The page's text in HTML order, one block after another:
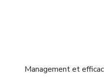
Management et